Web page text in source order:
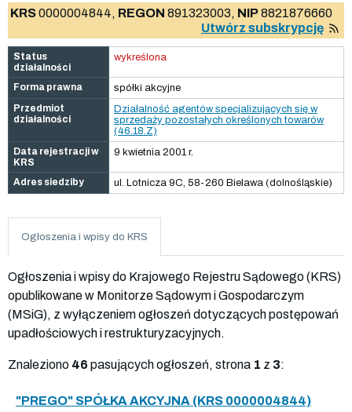
KRS0000004844, REGON 891323003, NIP8821876660
Utwórz subskrypcję
Status
działalności
wykreślona
Forma prawna
spółki akcyjne
Przedmiot
działalności
Działalność agentów specjalizujących się w
sprzedaży pozostałych określonych towarów
(46.18.Z)
Data rejestracji w
KRS
9 kwietnia 2001 r.
Adres siedziby ul. Lotnicza 9C, 58-260 Bielawa (dolnośląskie)
Ogłoszenia i wpisy do KRS
Ogłoszenia i wpisy do Krajowego Rejestru Sądowego (KRS)
opublikowane w Monitorze Sądowym i Gospodarczym
(MSiG), z wyłączeniem ogłoszeń dotyczących postępowań
upadłościowych i restrukturyzacyjnych.
Znaleziono 46 pasujących ogłoszeń, strona 1 z 3:
"PREGO" SPÓŁKA AKCYJNA (KRS 0000004844)